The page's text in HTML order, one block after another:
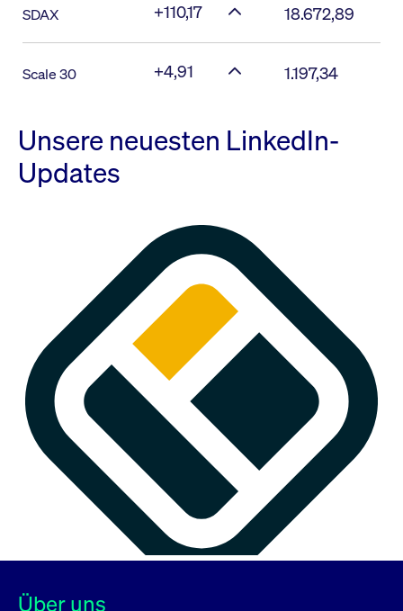
SDAX +110,17 18.672,89
Scale 30 +4,91 1.197,34
Unsere neuesten LinkedIn-
Updates
Über uns